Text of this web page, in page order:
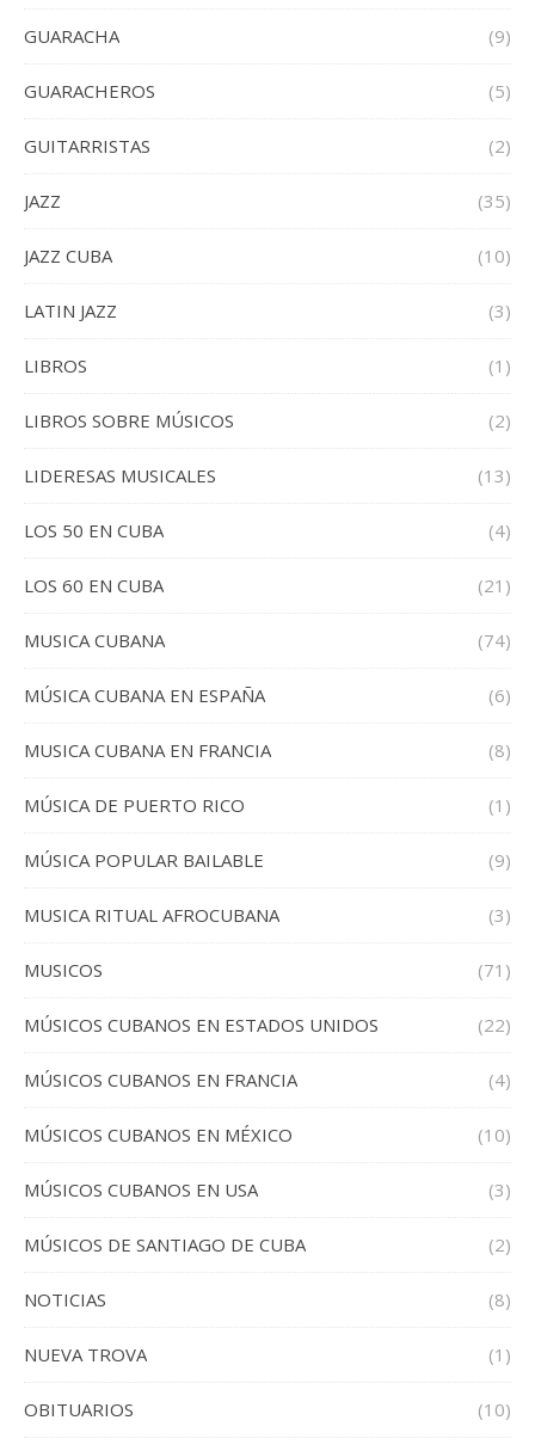
GUARACHA (9)
GUARACHEROS (5)
GUITARRISTAS (2)
JAZZ (35)
JAZZ CUBA (10)
LATIN JAZZ (3)
LIBROS (1)
LIBROS SOBRE MÚSICOS (2)
LIDERESAS MUSICALES (13)
LOS 50 EN CUBA (4)
LOS 60 EN CUBA (21)
MUSICA CUBANA (74)
MÚSICA CUBANA EN ESPAÑA (6)
MUSICA CUBANA EN FRANCIA (8)
MÚSICA DE PUERTO RICO (1)
MÚSICA POPULAR BAILABLE (9)
MUSICA RITUAL AFROCUBANA (3)
MUSICOS (71)
MÚSICOS CUBANOS EN ESTADOS UNIDOS (22)
MÚSICOS CUBANOS EN FRANCIA (4)
MÚSICOS CUBANOS EN MÉXICO (10)
MÚSICOS CUBANOS EN USA (3)
MÚSICOS DE SANTIAGO DE CUBA (2)
NOTICIAS (8)
NUEVA TROVA (1)
OBITUARIOS (10)